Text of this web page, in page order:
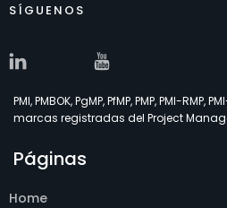
SÍGUENOS
PMI, PMBOK, PgMP, PfMP, PMP, PMI-RMP,
marcas registradas del Project
Páginas
Home